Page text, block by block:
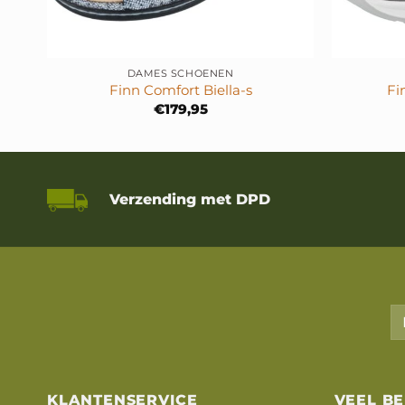
DAMES SCHOENEN
Finn Comfort Biella-s
€179,95
Verzending met DPD
KLANTENSERVICE VEEL